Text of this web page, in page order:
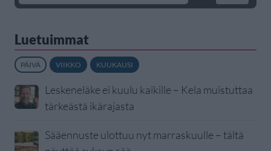
Luetuimmat
PÄIVÄ VIIKKO KUUKAUSI
Leskeneläke ei kuulu kaikille – Kela muistuttaa
tärkeästä ikärajasta
Sääennuste ulottuu nyt marraskuulle – tältä